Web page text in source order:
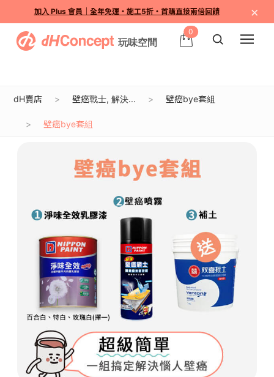
加入 Plus 會員｜全年免運・施工5折・首購直接兩倍回饋 ×
0
dH賣店 壁癌戰士, 解決... 壁癌bye套組
壁癌bye套組